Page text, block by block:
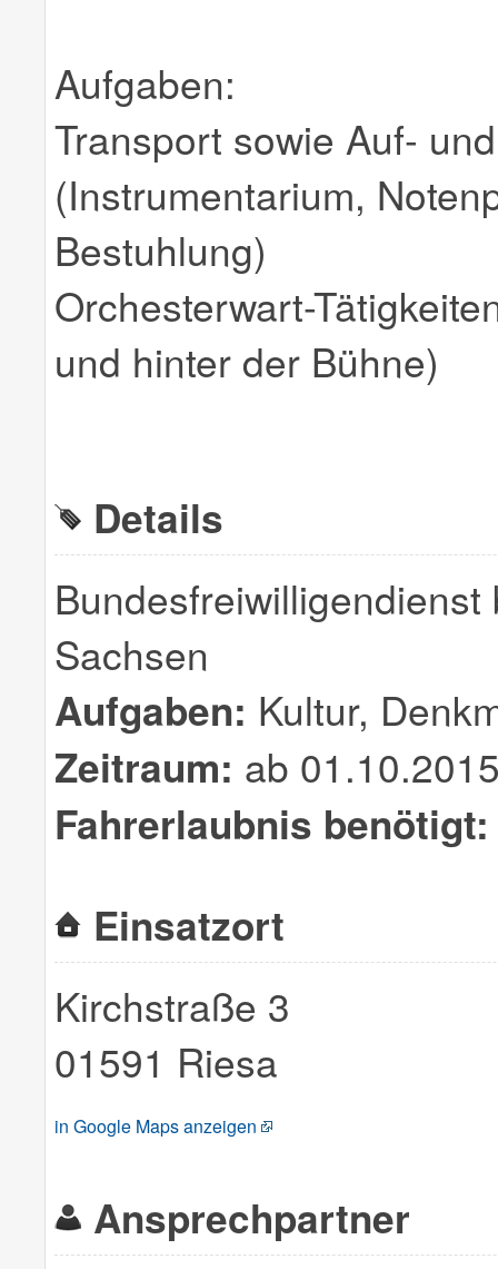
Aufgaben:
Transport sowie Auf-
(Instrumentarium,
Bestuhlung)
Orchesterwart-
und hinter der Bühne)
Details
Sachsen
Aufgaben: Kultur,
Zeitraum: ab
Fahrerlaubnis benötigt:
Einsatzort
Kirchstraße 3
01591 Riesa
in Google Maps anzeigen
Ansprechpartner